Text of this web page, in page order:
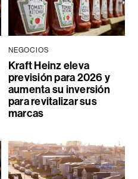
NEGOCIOS
Kraft Heinz eleva
previsión para 2026 y
aumenta su inversión
para revitalizar sus
marcas